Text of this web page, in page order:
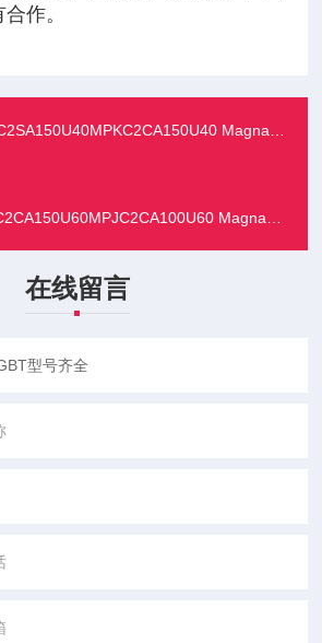
作。
MagnaChip美格纳
MagnaChip美格纳
在线留言